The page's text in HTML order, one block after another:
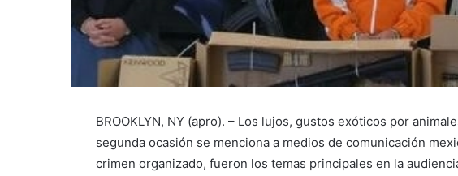
BROOKLYN, NY (apro). – Los lujos, gustos exóticos por
segunda ocasión se menciona a medios de comunicación
crimen organizado, fueron los temas principales en la